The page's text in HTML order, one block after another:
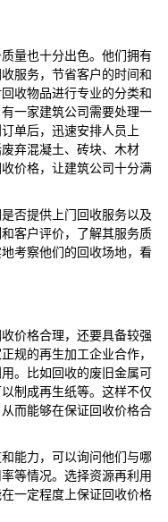
量也十分出色。他们拥有
服务，节省客户的时间和
收物品进行专业的分类和
一家建筑公司需要处理一
单后，迅速安排人员上
弃混凝土、砖块、木材
价格，让建筑公司十分满
否提供上门回收服务以及
客户评价，了解其服务质
考察他们的回收场地，看
价格合理，还要具备较强
规的再生加工企业合作，
。比如回收的废旧金属可
制成再生纸等。这样不仅
而能够在保证回收价格合
能力，可以询问他们与哪
等情况。选择资源再利用
一定程度上保证回收价格